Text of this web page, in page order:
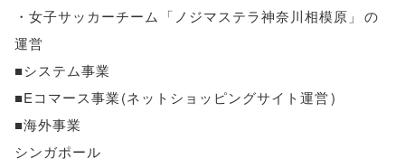
・女子サッカーチーム 「 ノジマステラ神奈川相模原 」 の
運営
■システム事業
■Eコマース事業(ネットショッピングサイト運営)
■海外事業
シンガポール